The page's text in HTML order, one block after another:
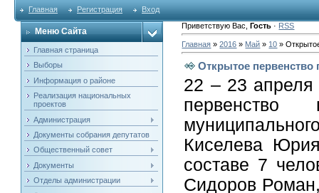
Главная Регистрация Вход
Меню Сайта
Главная страница
Выборы
Информация о районе
Реализация национальных
проектов
Администрация
Документы собрания депутатов
Общественный совет
Документы
Отделы администрации
Приветствую Вас ,Гость · RSS
Главная »2016 » Май » 10 »
Открытое первенство
22 – 23 апреля
Киселева
составе 7
Сидоров